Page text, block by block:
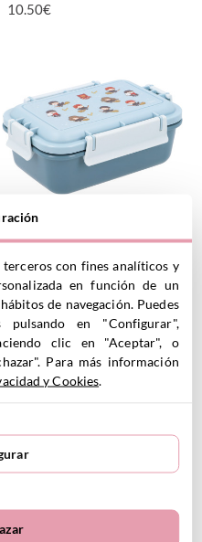
10.50€
Caja Almuerzo Bento Harry
Potter
13.95€
VER PRODUCTO
Tunes
13.95
con fines analíticos y
en función de un
de navegación. Puedes
pulsando en "Configurar",
clic en "Aceptar", o
Para más información
y Cookies